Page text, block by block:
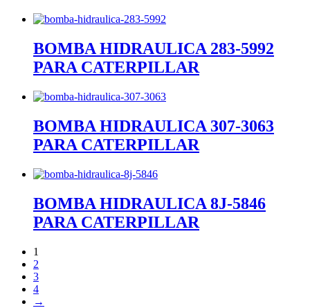
BOMBA HIDRAULICA 283-5992
PARA CATERPILLAR
BOMBA HIDRAULICA 307-3063
PARA CATERPILLAR
BOMBA HIDRAULICA 8J-5846
PARA CATERPILLAR
1
2
3
4
→